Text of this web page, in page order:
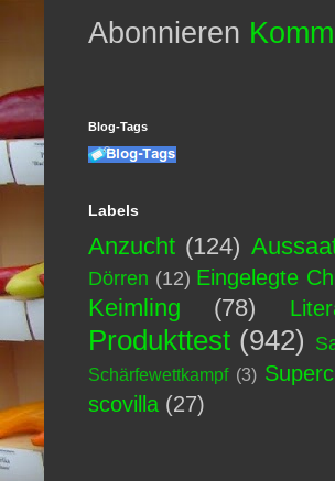
Abonnieren
Blog-Tags
Labels
Anzucht (124)
Dörren (12) Eingelegte
Keimling (78)
Produkttest (942)
Schärfewettkampf (3)
scovilla (27)